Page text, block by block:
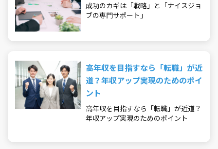
成功のカギは「戦略」と「ナイスジョ
ブの専門サポート」
高年収を目指すなら「転職」が近
道？年収アップ実現のためのポイ
ント
高年収を目指すなら「転職」が近道？
年収アップ実現のためのポイント